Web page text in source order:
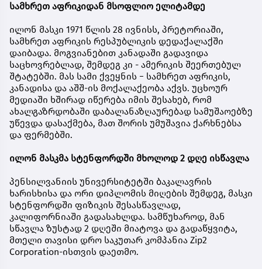
სამხრეთ აფრიკიდან მსოფლიო ელიტამდე
ილონ მასკი 1971 წლის 28 ივნისს, პრეტორიაში,
სამხრეთ აფრიკის რესპუბლიკის დედაქალაქში
დაიბადა. მოგვიანებით კანადაში გადავიდა
საცხოვრებლად, შემდეგ კი - ამერიკის შეერთებულ
შტატებში. მას სამი ქვეყნის − სამხრეთ აფრიკის,
კანადისა და აშშ-ის მოქალაქეობა აქვს. უცხოურ
მედიაში ხშირად იწერება იმის შესახებ, რომ
ახალგაზრდობაში დაბალანაზღაურებად სამუშაოებზე
უწევდა დასაქმება, მათ შორის უმუშავია ქარხნებსა
და ფერმებში.
ილონ მასკმა სტენფორდში მხოლოდ 2 დღე ისწავლა
პენსილვანიის უნივერსიტეტში ბაკალავრის
ხარისხისა და ორი დიპლომის მიღების შემდეგ, მასკი
სტენფორდში ფიზიკის შესასწავლად,
კალიფორნიაში გადასახლდა. სამწუხაროდ, მან
სწავლა ზუსტად 2 დღეში მიატოვა და გადაწყვიტა,
მთელი თავისი დრო საკუთარ კომპანია Zip2
Corporation-ისთვის დაეთმო.